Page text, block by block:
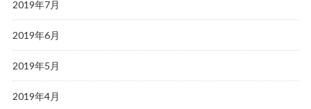
2019年7月
2019年6月
2019年5月
2019年4月